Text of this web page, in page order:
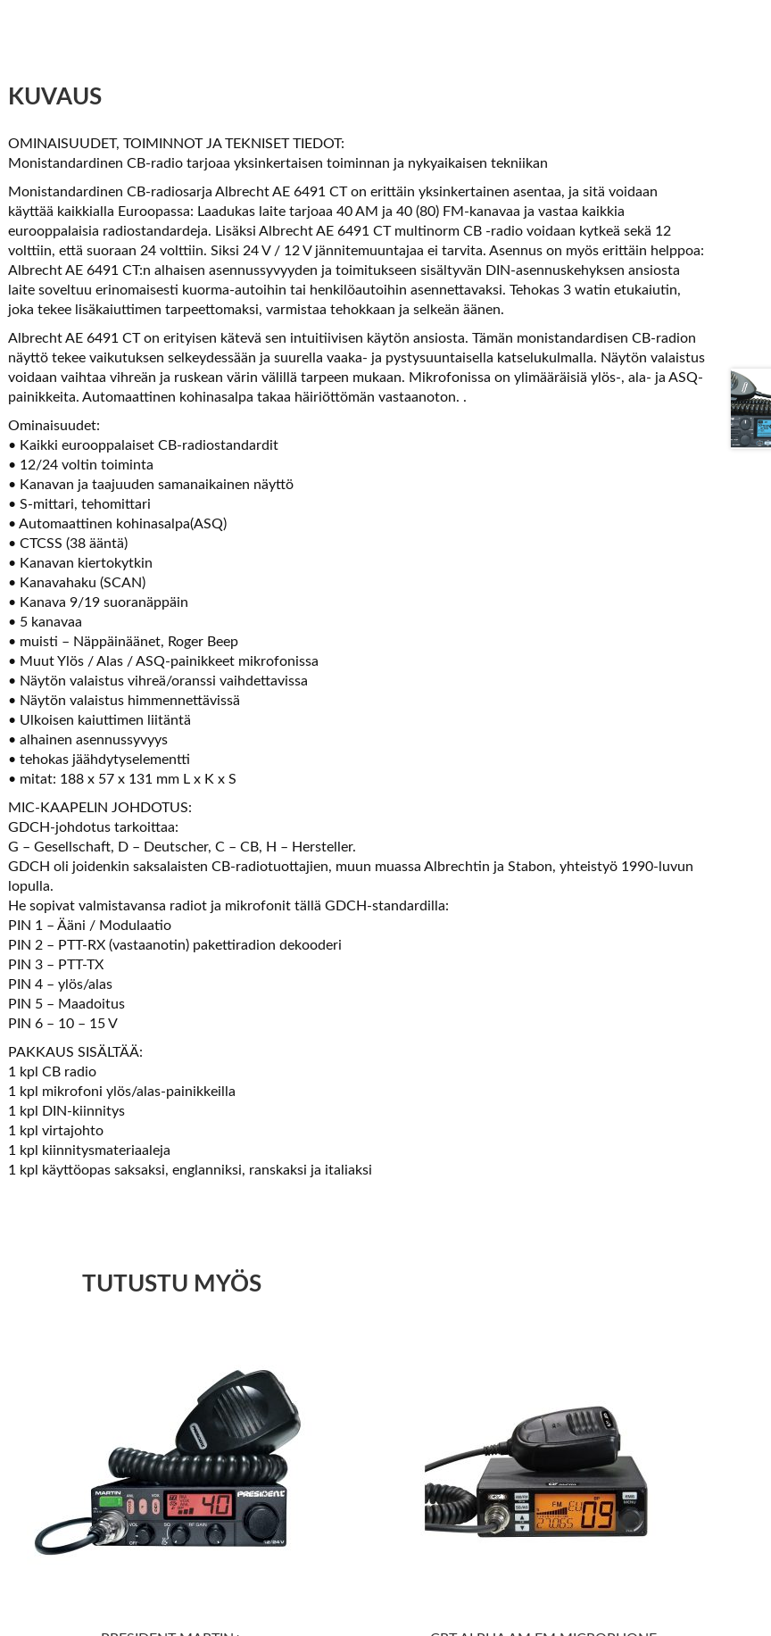
KUVAUS
OMINAISUUDET, TOIMINNOT JA TEKNISET TIEDOT:
Monistandardinen CB-radio tarjoaa yksinkertaisen toiminnan ja nykyaikaisen tekniikan
Monistandardinen CB-radiosarja Albrecht AE 6491 CT on erittäin yksinkertainen asentaa, ja sitä voidaan
käyttää kaikkialla Euroopassa: Laadukas laite tarjoaa 40 AM ja 40 (80) FM-kanavaa ja vastaa kaikkia
eurooppalaisia radiostandardeja. Lisäksi Albrecht AE 6491 CT multinorm CB -radio voidaan kytkeä sekä 12
volttiin, että suoraan 24 volttiin. Siksi 24 V / 12 V jännitemuuntajaa ei tarvita. Asennus on myös erittäin helppoa:
Albrecht AE 6491 CT:n alhaisen asennussyvyyden ja toimitukseen sisältyvän DIN-asennuskehyksen ansiosta
laite soveltuu erinomaisesti kuorma-autoihin tai henkilöautoihin asennettavaksi. Tehokas 3 watin etukaiutin,
joka tekee lisäkaiuttimen tarpeettomaksi, varmistaa tehokkaan ja selkeän äänen.
Albrecht AE 6491 CT on erityisen kätevä sen intuitiivisen käytön ansiosta. Tämän monistandardisen CB-radion
näyttö tekee vaikutuksen selkeydessään ja suurella vaaka- ja pystysuuntaisella katselukulmalla. Näytön valaistus
voidaan vaihtaa vihreän ja ruskean värin välillä tarpeen mukaan. Mikrofonissa on ylimääräisiä ylös-, ala- ja ASQ-
painikkeita. Automaattinen kohinasalpa takaa häiriöttömän vastaanoton. .
Ominaisuudet:
• Kaikki eurooppalaiset CB-radiostandardit
• 12/24 voltin toiminta
• Kanavan ja taajuuden samanaikainen näyttö
• S-mittari, tehomittari
• Automaattinen kohinasalpa(ASQ)
• CTCSS (38 ääntä)
• Kanavan kiertokytkin
• Kanavahaku (SCAN)
• Kanava 9/19 suoranäppäin
• 5 kanavaa
• muisti – Näppäinäänet, Roger Beep
• Muut Ylös / Alas / ASQ-painikkeet mikrofonissa
• Näytön valaistus vihreä/oranssi vaihdettavissa
• Näytön valaistus himmennettävissä
• Ulkoisen kaiuttimen liitäntä
• alhainen asennussyvyys
• tehokas jäähdytyselementti
• mitat: 188 x 57 x 131 mm L x K x S
MIC-KAAPELIN JOHDOTUS:
GDCH-johdotus tarkoittaa:
G – Gesellschaft, D – Deutscher, C – CB, H – Hersteller.
GDCH oli joidenkin saksalaisten CB-radiotuottajien, muun muassa Albrechtin ja Stabon, yhteistyö 1990-luvun
lopulla.
He sopivat valmistavansa radiot ja mikrofonit tällä GDCH-standardilla:
PIN 1 – Ääni / Modulaatio
PIN 2 – PTT-RX (vastaanotin) pakettiradion dekooderi
PIN 3 – PTT-TX
PIN 4 – ylös/alas
PIN 5 – Maadoitus
PIN 6 – 10 – 15 V
PAKKAUS SISÄLTÄÄ:
1 kpl CB radio
1 kpl mikrofoni ylös/alas-painikkeilla
1 kpl DIN-kiinnitys
1 kpl virtajohto
1 kpl kiinnitysmateriaaleja
1 kpl käyttöopas saksaksi, englanniksi, ranskaksi ja italiaksi
TUTUSTU MYÖS